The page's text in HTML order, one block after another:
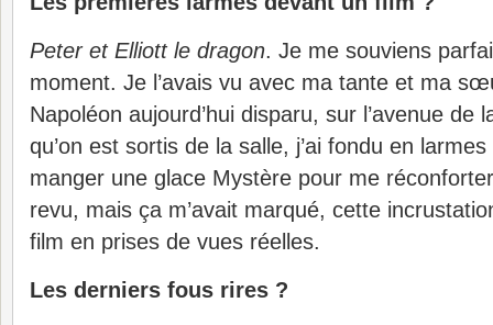
Peter et Elliott le dragon. Je me souviens
moment. Je l’avais vu avec ma tante et ma
Napoléon aujourd’hui disparu, sur l’avenue de
qu’on est sortis de la salle, j’ai fondu en
manger une glace Mystère pour me
revu, mais ça m’avait marqué, cette
film en prises de vues réelles.
Les derniers fous rires ?